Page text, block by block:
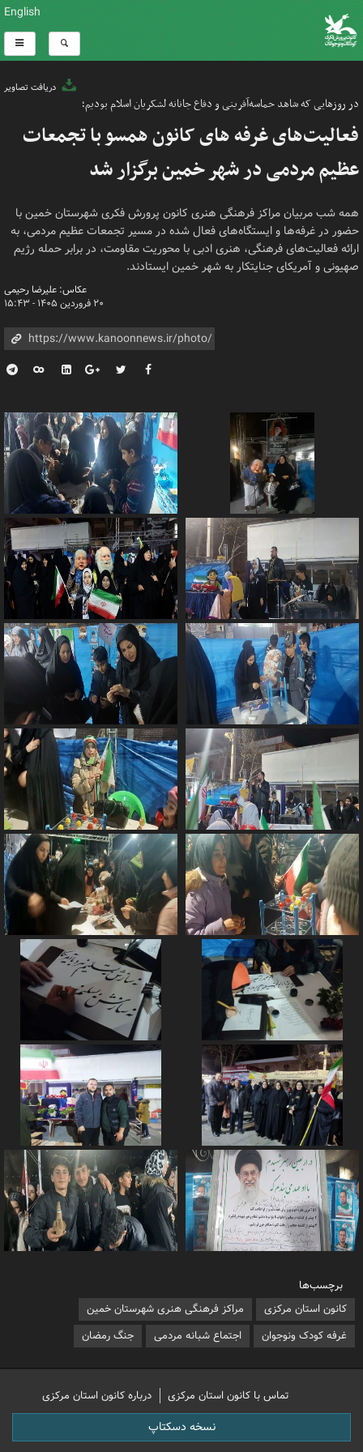
English
دریافت تصاویر
در روزهایی که شاهد حماسه‌آفرینی و دفاع جانانه لشکریان اسلام بودیم؛
فعالیت‌های غرفه های کانون همسو با تجمعات
عظیم مردمی در شهر خمین برگزار شد
همه شب مربیان مراکز فرهنگی هنری کانون پرورش فکری شهرستان خمین با
حضور در غرفه‌ها و ایستگاه‌های فعال شده در مسیر تجمعات عظیم مردمی، به
ارائه فعالیت‌های فرهنگی، هنری ادبی با محوریت مقاومت، در برابر حمله رژیم
صهیونی و آمریکای جنایتکار به شهر خمین ایستادند.
عکاس: علیرضا رحیمی
۲۰ فروردین ۱۴۰۵ - ۱۵:۴۳
برچسب‌ها
کانون استان مرکزی
مراکز فرهنگی هنری شهرستان خمین
غرفه کودک ونوجوان
اجتماع شبانه مردمی جنگ رمضان
تماس با کانون استان مرکزی درباره کانون استان مرکزی
نسخه دسکتاپ